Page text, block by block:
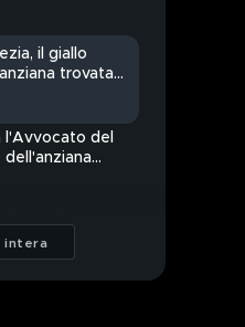
il giallo
trovata
l'Avvocato del
dell'anziana
morta, parla il
intera